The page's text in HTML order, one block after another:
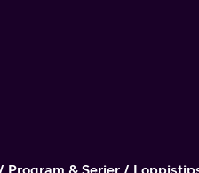
Program & Serier